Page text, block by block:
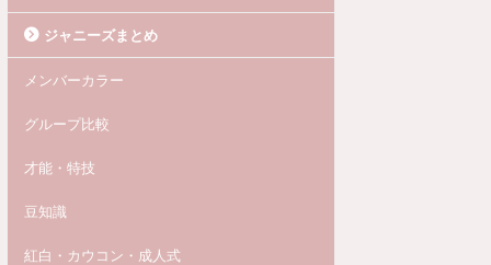
ジャニーズまとめ
メンバーカラー
グループ比較
才能・特技
豆知識
紅白・カウコン・成人式